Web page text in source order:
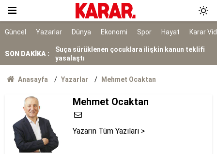
Güncel Yazarlar Dünya Ekonomi Spor Hayat Karar
SON DAKİKA :
Turhan Çömez hakkında soruşturma
yayımlandı
Suça sürüklenen çocuklara ilişkin kanun teklifi
yasalaştı
acizliktir
NATO’nun 5. maddesiyle aynı
Anasayfa Yazarlar Mehmet Ocaktan
Mehmet Ocaktan
Yazarın Tüm Yazıları >